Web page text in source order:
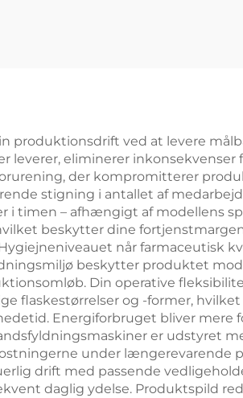
produktionsdrift ved at levere
leverer, eliminerer
der kompromitterer
stigning i antallet af
i timen – afhængigt af modellens
beskytter dine
når farmaceutisk
beskytter produktet
Din operative
flaskestørrelser og -former,
Energiforbruget bliver mere
er udstyret
under længerevarende
drift med passende
daglig ydelse. Produktspild